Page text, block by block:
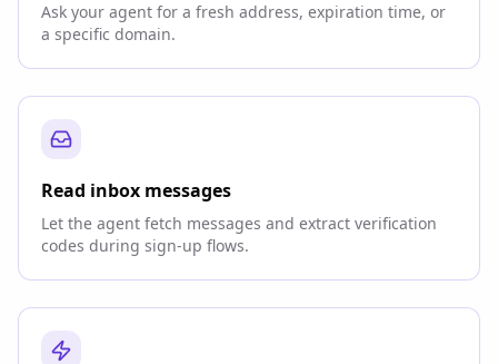
Ask your agent for a fresh address, expiration time, or
a specific domain.
Read inbox messages
Let the agent fetch messages and extract verification
codes during sign-up flows.